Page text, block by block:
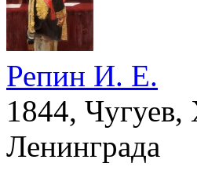
Репин И. Е.
1844, Чугуев,
Ленинграда